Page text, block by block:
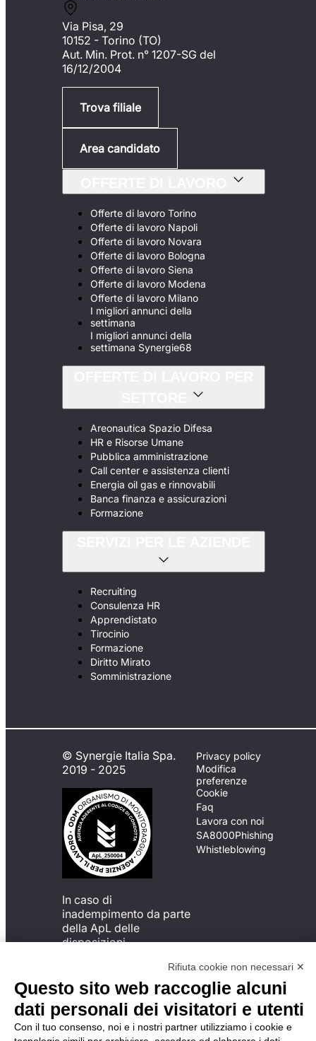
Via Pisa, 29
10152 - Torino (TO)
Aut. Min. Prot. n° 1207-SG del
16/12/2004
Trova filiale
Area candidato
Offerte di lavoro Torino
Offerte di lavoro Napoli
Offerte di lavoro Novara
Offerte di lavoro Bologna
Offerte di lavoro Siena
Offerte di lavoro Modena
Offerte di lavoro Milano
I migliori annunci della
settimana
I migliori annunci della
settimana Synergie68
Areonautica Spazio Difesa
HR e Risorse Umane
Pubblica amministrazione
Call center e assistenza clienti
Energia oil gas e rinnovabili
Banca finanza e assicurazioni
Formazione
Recruiting
Consulenza HR
Apprendistato
Tirocinio
Formazione
Diritto Mirato
Somministrazione
© Synergie Italia Spa.
2019 - 2025
In caso di
inadempimento da parte
della ApL delle
disposizioni
possibile presentare un
reclamo
all’Organismo di
Monitoraggio utilizzando
una delle modalità
Privacy policy
Modifica
preferenze
Cookie
Faq
Lavora con noi
SA8000Phishing
Whistleblowing
Rifiuta cookie non necessari ✕
Questo sito web raccoglie alcuni
dati personali dei visitatori e utenti
Con il tuo consenso, noi e i nostri partner utilizziamo i cookie e